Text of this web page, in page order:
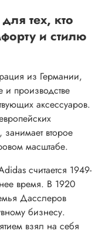
тех, кто
и стилю
из Германии,
производстве
аксессуаров.
занимает второе
масштабе.
считается 1949-
время. В 1920
Дасслеров
бизнесу.
взял на себя